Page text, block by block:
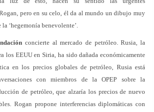
pero en su celo, él da al mundo un dibujo muy
‘hegemonía benevolente’.
concierte al mercado de petróleo. Rusia, la
los EEUU en Siria, ha sido dañada económicamente
en los precios globales de petróleo, Rusia está
con miembros de la OPEP sobre la
de petróleo, que alzaría los precios de nuevo
Rogan propone interferencias diplomáticas con